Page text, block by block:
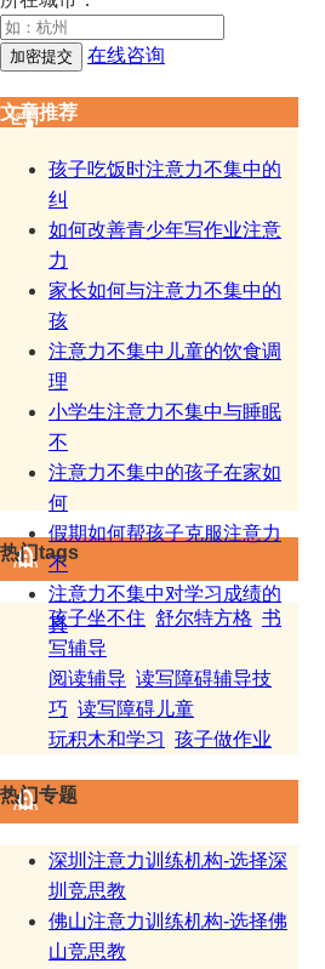
在线咨询
文章推荐
孩子吃饭时注意力不集中的
纠
如何改善青少年写作业注意
力
家长如何与注意力不集中的
孩
注意力不集中儿童的饮食调
理
小学生注意力不集中与睡眠
不
注意力不集中的孩子在家如
何
假期如何帮孩子克服注意力
不
注意力不集中对学习成绩的
真
热门tags
孩子坐不住 舒尔特方格 书
写辅导
阅读辅导 读写障碍辅导技
巧 读写障碍儿童
玩积木和学习 孩子做作业
热门专题
深圳注意力训练机构-选择深
圳竞思教
佛山注意力训练机构-选择佛
山竞思教